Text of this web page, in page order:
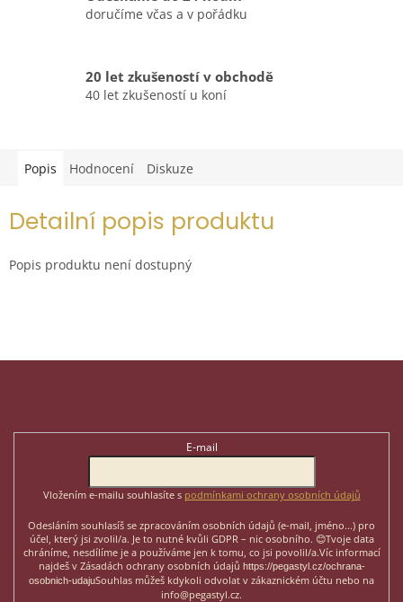
doručíme včas a v pořádku
20 let zkušeností v obchodě
40 let zkušeností u koní
Popis Hodnocení Diskuze
Detailní popis produktu
Popis produktu není dostupný
Z
E-mail
Vložením e-mailu souhlasíte s podmínkami ochrany osobních údajů
Odesláním souhlasíš se zpracováním osobních údajů (e-mail, jméno...) pro
účel, který jsi zvolil/a. Je to nutné kvůli GDPR – nic osobního. 😊Tvoje data
chráníme, nesdílíme je a používáme jen k tomu, co jsi povolil/a.Víc informací
najdeš v Zásadách ochrany osobních údajů https://pegastyl.cz/ochrana-
osobnich-udajuSouhlas můžeš kdykoli odvolat v zákaznickém účtu nebo na
info@pegastyl.cz.